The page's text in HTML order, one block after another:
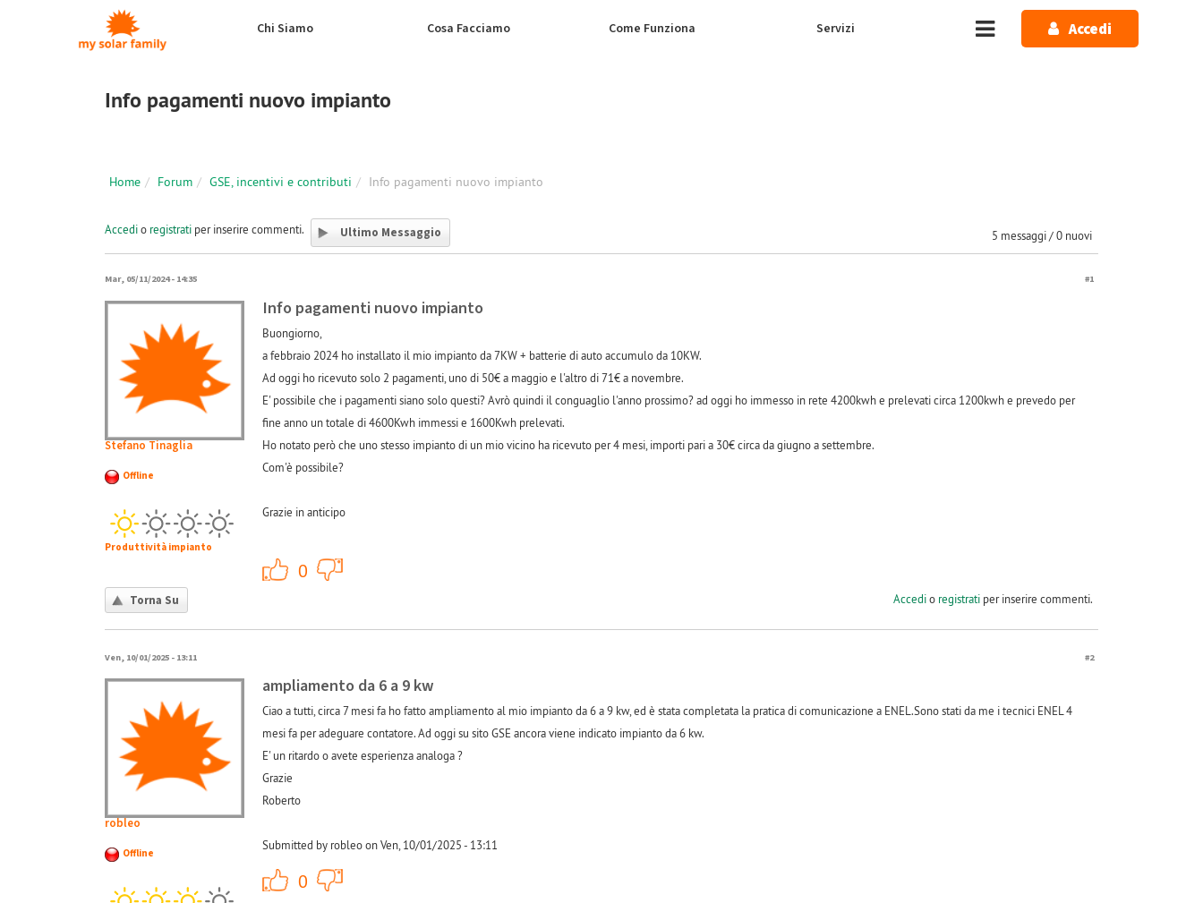
Salta al contenuto principale
Chi Siamo Cosa Facciamo Come Funziona Servizi Accedi
Info pagamenti nuovo impianto
Home Forum GSE, incentivi e contributi Info pagamenti nuovo impianto
5 messaggi / 0 nuovi
Accedio registrati per inserire commenti. Ultimo Messaggio
Mar, 05/11/2024 - 14:35 #1
Stefano Tinaglia
Offline
Produttività impianto
Info pagamenti nuovo impianto
Buongiorno,
a febbraio 2024 ho installato il mio impianto da 7KW + batterie di auto accumulo da 10KW.
Ad oggi ho ricevuto solo 2 pagamenti, uno di 50€ a maggio e l'altro di 71€ a novembre.
E' possibile che i pagamenti siano solo questi? Avrò quindi il conguaglio l'anno prossimo? ad oggi ho immesso in rete 4200kwh e prelevati circa 1200kwh e prevedo per
fine anno un totale di 4600Kwh immessi e 1600Kwh prelevati.
Ho notato però che uno stesso impianto di un mio vicino ha ricevuto per 4 mesi, importi pari a 30€ circa da giugno a settembre.
Com'è possibile?
Grazie in anticipo
0
Torna Su Accedio registratiper inserire commenti.
Ven, 10/01/2025 - 13:11 #2
robleo
Offline
ampliamento da 6 a 9 kw
Ciao a tutti, circa 7 mesi fa ho fatto ampliamento al mio impianto da 6 a 9 kw, ed è stata completata la pratica di comunicazione a ENEL.Sono stati da me i tecnici ENEL 4
mesi fa per adeguare contatore. Ad oggi su sito GSE ancora viene indicato impianto da 6 kw.
E' un ritardo o avete esperienza analoga ?
Grazie
Roberto
Submitted by robleo on Ven, 10/01/2025 - 13:11
0